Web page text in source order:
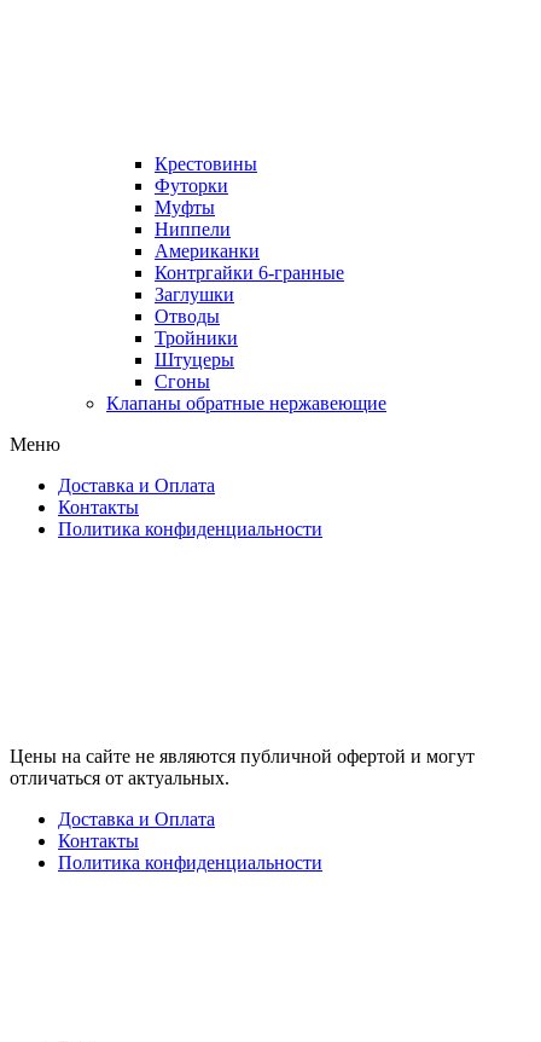
Крестовины
Футорки
Муфты
Ниппели
Американки
Контргайки 6-гранные
Заглушки
Отводы
Тройники
Штуцеры
Сгоны
Клапаны обратные нержавеющие
Меню
Доставка и Оплата
Контакты
Политика конфиденциальности
Цены на сайте не являются публичной офертой и могут
отличаться от актуальных.
Доставка и Оплата
Контакты
Политика конфиденциальности